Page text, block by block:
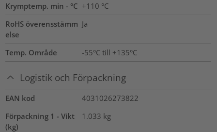
Krymptemp. min - °C +110 °C
RoHS överensstämm
else
Ja
Temp. Område -55°C till +135°C
Logistik och Förpackning
EAN kod
4031026273822
Förpackning 1 - Vikt
(kg)
1.033 kg